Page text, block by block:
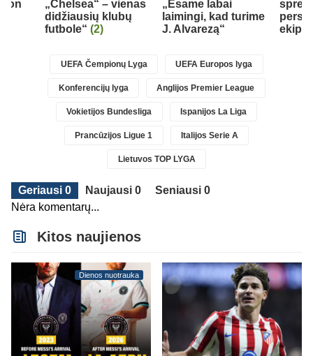
„Chelsea“ – vienas
didžiausių klubų
futbole“ (2)
„Esame labai
laimingi, kad turime
J. Alvarezą“
ekipą
UEFA Čempionų Lyga UEFA Europos lyga
Konferencijų lyga Anglijos Premier League
Vokietijos Bundesliga Ispanijos La Liga
Prancūzijos Ligue 1 Italijos Serie A
Lietuvos TOP LYGA
Geriausi 0 Naujausi 0
Seniausi 0
Nėra komentarų...
Kitos naujienos
Dienos nuotrauka